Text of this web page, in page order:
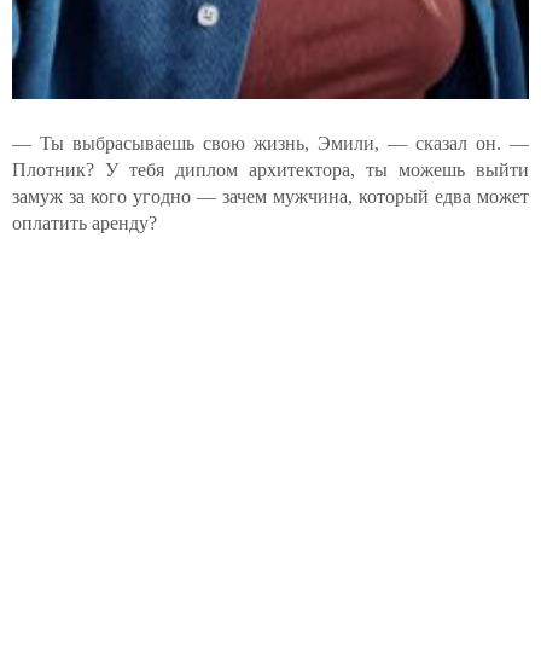
— Ты выбрасываешь свою жизнь, Эмили, — сказал он. —
Плотник? У тебя диплом архитектора, ты можешь выйти
замуж за кого угодно — зачем мужчина, который едва может
оплатить аренду?